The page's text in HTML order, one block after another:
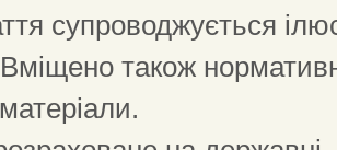
супроводжується
Вміщено також